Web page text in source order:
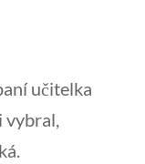
učitelka
vybral,